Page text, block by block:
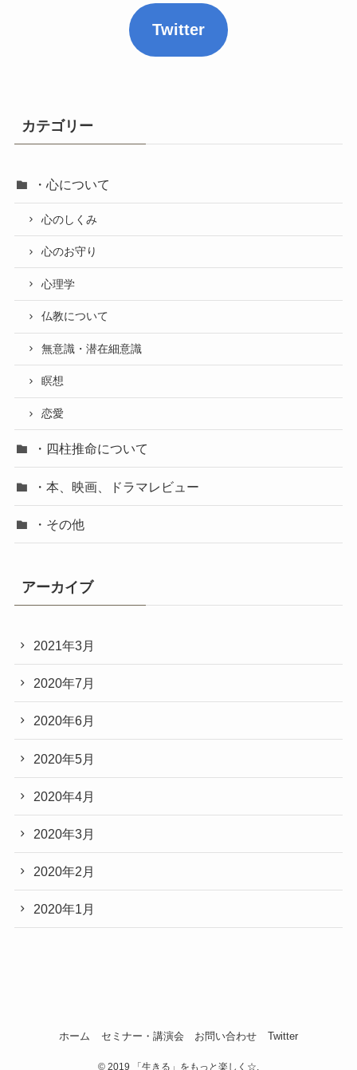
Twitter
カテゴリー
・心について
心のしくみ
心のお守り
心理学
仏教について
無意識・潜在細意識
瞑想
恋愛
・四柱推命について
・本、映画、ドラマレビュー
・その他
アーカイブ
2021年3月
2020年7月
2020年6月
2020年5月
2020年4月
2020年3月
2020年2月
2020年1月
ホーム セミナー・講演会 お問い合わせ Twitter
© 2019 「生きる」をもっと楽しく☆.